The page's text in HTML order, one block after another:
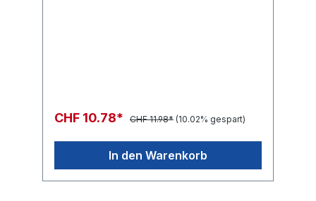
CHF 10.78* CHF 11.98* (10.02% gespart)
In den Warenkorb